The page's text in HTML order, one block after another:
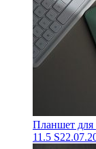
Планшет для
11.5 S